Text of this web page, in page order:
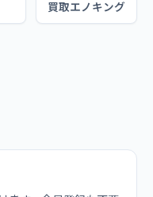
買取エノキング